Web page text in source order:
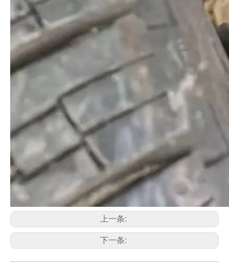
上一条:
下一条: